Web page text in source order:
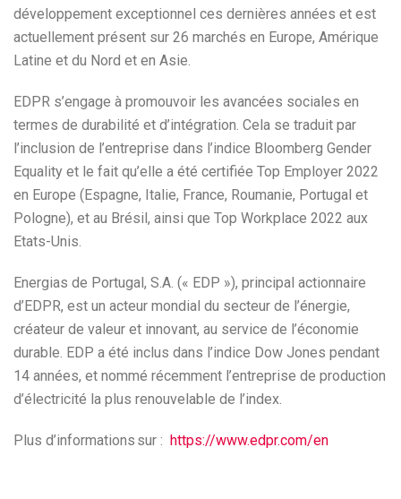
développement exceptionnel ces dernières années et est
actuellement présent sur 26 marchés en Europe, Amérique
Latine et du Nord et en Asie.
EDPR s’engage à promouvoir les avancées sociales en
termes de durabilité et d’intégration. Cela se traduit par
l’inclusion de l’entreprise dans l’indice Bloomberg Gender
Equality et le fait qu’elle a été certifiée Top Employer 2022
en Europe (Espagne, Italie, France, Roumanie, Portugal et
Pologne), et au Brésil, ainsi que Top Workplace 2022 aux
Etats-Unis.
Energias de Portugal, S.A. (« EDP »), principal actionnaire
d’EDPR, est un acteur mondial du secteur de l’énergie,
créateur de valeur et innovant, au service de l’économie
durable. EDP a été inclus dans l’indice Dow Jones pendant
14 années, et nommé récemment l’entreprise de production
d’électricité la plus renouvelable de l’index.
Plus d’informations sur : https://www.edpr.com/en